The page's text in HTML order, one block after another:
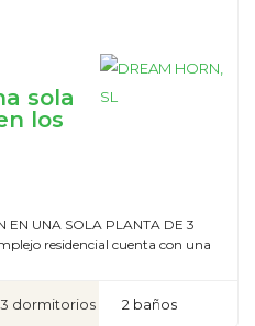
sola
los
EN UNA SOLA PLANTA DE 3
residencial cuenta con una
3 dormitorios 2 baños